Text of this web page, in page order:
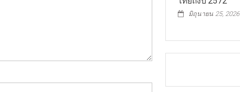
มิถุนายน 25, 2026